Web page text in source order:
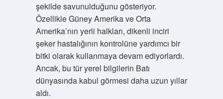
şekilde savunulduğunu gösteriyor.
Özellikle Güney Amerika ve Orta
Amerika’nın yerli halkları, dikenli inciri
şeker hastalığının kontrolüne yardımcı bir
bitki olarak kullanmaya devam ediyorlardı.
Ancak, bu tür yerel bilgilerin Batı
dünyasında kabul görmesi daha uzun yıllar
aldı.